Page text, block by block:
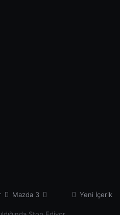
Yeni İçerik
Mazda 3